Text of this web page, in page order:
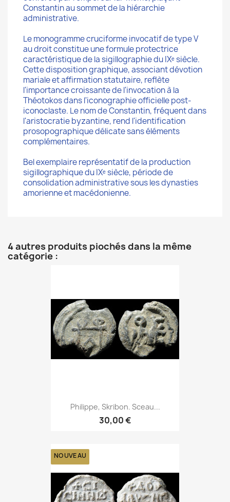
Constantin au sommet de la hiérarchie
administrative.
Le monogramme cruciforme invocatif de type V
au droit constitue une formule protectrice
caractéristique de la sigillographie du IXᵉ siècle.
Cette disposition graphique, associant dévotion
mariale et affirmation statutaire, reflète
l'importance croissante de l'invocation à la
Théotokos dans l'iconographie officielle post-
iconoclaste. Le nom de Constantin, fréquent dans
l'aristocratie byzantine, rend l'identification
prosopographique délicate sans éléments
complémentaires.
Bel exemplaire représentatif de la production
sigillographique du IXᵉ siècle, période de
consolidation administrative sous les dynasties
amorienne et macédonienne.
4 autres produits piochés dans la même
catégorie :
Philippe, Skribon. Sceau...
30,00 €
NOUVEAU